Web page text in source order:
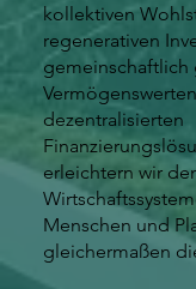
kollektiven
regenerativen
gemeinschaftlich
dezentralisierten
erleichtern wir
Menschen und
gleichermaßen